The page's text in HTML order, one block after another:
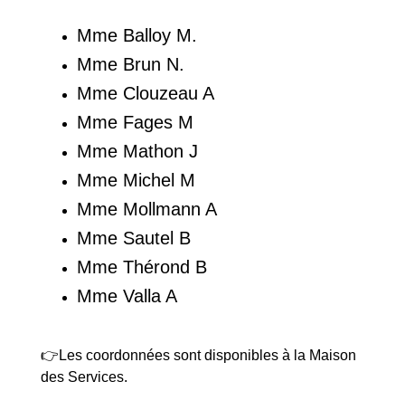
Mme Balloy M.
Mme Brun N.
Mme Clouzeau A
Mme Fages M
Mme Mathon J
Mme Michel M
Mme Mollmann A
Mme Sautel B
Mme Thérond B
Mme Valla A
👉Les coordonnées sont disponibles à la Maison
des Services.